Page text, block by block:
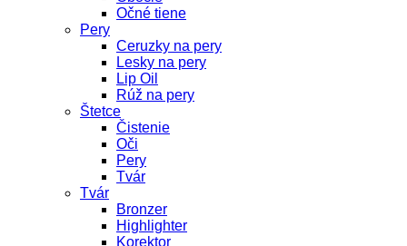
Očné tiene
Pery
Ceruzky na pery
Lesky na pery
Lip Oil
Rúž na pery
Štetce
Čistenie
Oči
Pery
Tvár
Tvár
Bronzer
Highlighter
Korektor